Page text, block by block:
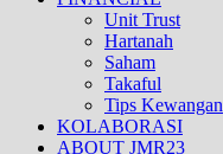
Unit Trust
Hartanah
Saham
Takaful
Tips Kewangan
KOLABORASI
ABOUT JMR23